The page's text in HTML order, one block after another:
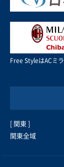
Free StyleはACミ
[ 関東 ]
関東全域